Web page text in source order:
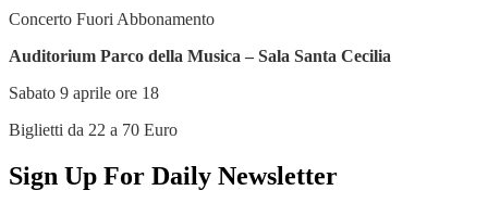
Concerto Fuori Abbonamento
Auditorium Parco della Musica – Sala Santa Cecilia
Sabato 9 aprile ore 18
Biglietti da 22 a 70 Euro
Sign Up For Daily Newsletter